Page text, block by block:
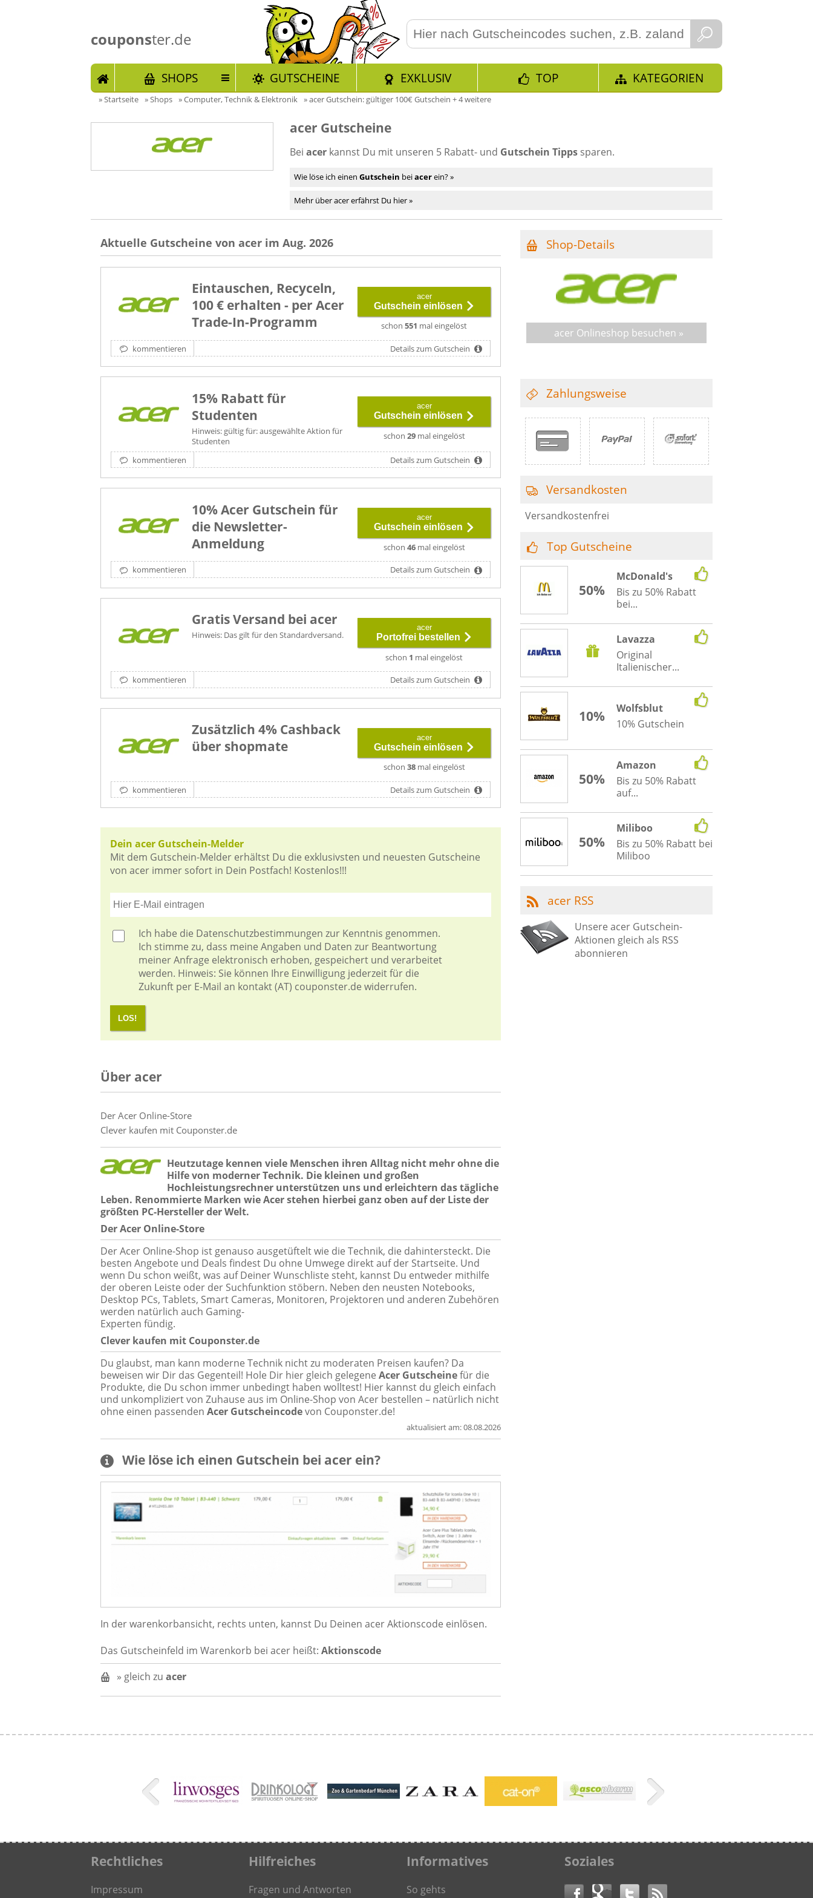
couponster.de
START SHOPS GUTSCHEINE EXKLUSIV TOP KATEGORIEN
»Startseite »Shops »Computer, Technik & Elektronik »acer Gutschein: gültiger 100€ Gutschein + 4 weitere
acer Gutscheine
Beiacer kannst Du mit unseren 5 Rabatt- und Gutschein Tipps sparen.
Wie löse ich einen Gutschein beiacerein? »
Mehr über acer erfährst Du hier »
Aktuelle Gutscheine von acer im Aug. 2026
Eintauschen, Recyceln,
100 € erhalten - per Acer
Trade-In-Programm
acer
Gutschein einlösen
schon 551 mal eingelöst
kommentieren Details zum Gutschein
15% Rabatt für
Studenten
Hinweis: gültig für: ausgewählte Aktion für
Studenten
acer
Gutschein einlösen
schon 29mal eingelöst
kommentieren Details zum Gutschein
10% Acer Gutschein für
die Newsletter-
Anmeldung
acer
Gutschein einlösen
schon 46mal eingelöst
kommentieren Details zum Gutschein
Gratis Versand bei acer
Hinweis: Das gilt für den Standardversand.
acer
Portofrei bestellen
schon 1 mal eingelöst
kommentieren Details zum Gutschein
Zusätzlich 4% Cashback
über shopmate
acer
Gutschein einlösen
schon 38mal eingelöst
kommentieren Details zum Gutschein
Dein acer Gutschein-Melder
Mit dem Gutschein-Melder erhältst Du die exklusivsten und neuesten Gutscheine
von acer immer sofort in Dein Postfach! Kostenlos!!!
Ich habe die Datenschutzbestimmungen zur Kenntnis genommen.
Ich stimme zu, dass meine Angaben und Daten zur Beantwortung
meiner Anfrage elektronisch erhoben, gespeichert und verarbeitet
werden. Hinweis: Sie können Ihre Einwilligung jederzeit für die
Zukunft per E-Mail an kontakt (AT) couponster.de widerrufen.
LOS!
Über acer
Der Acer Online-Store
Clever kaufen mit Couponster.de
Heutzutage kennen viele Menschen ihren Alltag nicht mehr ohne die
Hilfe von moderner Technik. Die kleinen und großen
Hochleistungsrechner unterstützen uns und erleichtern das tägliche
Leben. Renommierte Marken wie Acer stehen hierbei ganz oben auf der Liste der
größten PC-Hersteller der Welt.
Der Acer Online-Store
Der Acer Online-Shop ist genauso ausgetüftelt wie die Technik, die dahintersteckt. Die
besten Angebote und Deals findest Du ohne Umwege direkt auf der Startseite. Und
wenn Du schon weißt, was auf Deiner Wunschliste steht, kannst Du entweder mithilfe
der oberen Leiste oder der Suchfunktion stöbern. Neben den neusten Notebooks,
Desktop PCs, Tablets, Smart Cameras, Monitoren, Projektoren und anderen Zubehören
werden natürlich auch Gaming-
Experten fündig.
Clever kaufen mit Couponster.de
Du glaubst, man kann moderne Technik nicht zu moderaten Preisen kaufen? Da
beweisen wir Dir das Gegenteil! Hole Dir hier gleich gelegene Acer Gutscheinefür die
Produkte, die Du schon immer unbedingt haben wolltest! Hier kannst du gleich einfach
und unkompliziert von Zuhause aus im Online-Shop von Acer bestellen – natürlich nicht
ohne einen passenden Acer Gutscheincodevon Couponster.de!
aktualisiert am:08.08.2026
Wie löse ich einen Gutschein bei acer ein?
In der warenkorbansicht, rechts unten, kannst Du Deinen acer Aktionscode einlösen.
Das Gutscheinfeld im Warenkorb bei acer heißt: Aktionscode
» gleich zuacer
Shop-Details
acer Onlineshop besuchen »
Zahlungsweise
Versandkosten
Versandkostenfrei
Top Gutscheine
50%
McDonald's
Bis zu 50% Rabatt
bei...
Lavazza
Original
Italienischer...
10%
Wolfsblut
10% Gutschein
50%
Amazon
Bis zu 50% Rabatt
auf...
50%
Miliboo
Bis zu 50% Rabatt bei
Miliboo
acer RSS
Unsere acer Gutschein-
Aktionen gleich als RSS
abonnieren
Rechtliches
Impressum
Hilfreiches
Fragen und Antworten
Informatives
So gehts
Soziales